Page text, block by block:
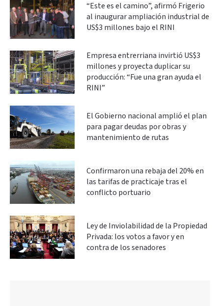
“Este es el camino”, afirmó Frigerio
al inaugurar ampliación industrial de
US$3 millones bajo el RINI
Empresa entrerriana invirtió US$3
millones y proyecta duplicar su
producción: “Fue una gran ayuda el
RINI”
El Gobierno nacional amplió el plan
para pagar deudas por obras y
mantenimiento de rutas
Confirmaron una rebaja del 20% en
las tarifas de practicaje tras el
conflicto portuario
Ley de Inviolabilidad de la Propiedad
Privada: los votos a favor y en
contra de los senadores